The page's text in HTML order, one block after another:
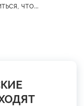
что...